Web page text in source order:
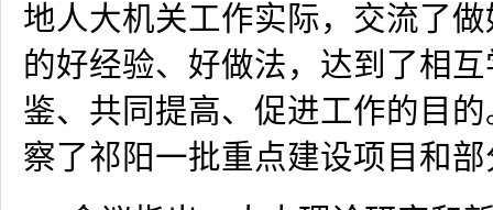
地人大机关工作实际，交流了
的好经验、好做法，达到了相
鉴、共同提高、促进工作的目
察了祁阳一批重点建设项目和